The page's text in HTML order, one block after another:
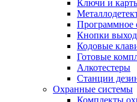
Ключи и
Программное
Кнопки
Кодовые
Готовые
Алкотестеры
Станции
Охранные системы
Комплекты